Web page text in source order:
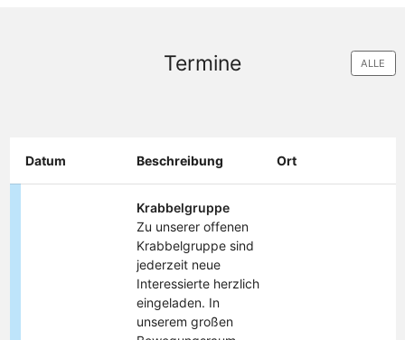
ALLE
Termine
Datum Beschreibung Ort
Krabbelgruppe
Zu unserer offenen
Krabbelgruppe sind
jederzeit neue
Interessierte herzlich
eingeladen. In
unserem großen